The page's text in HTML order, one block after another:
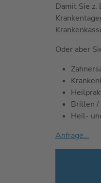
Damit Sie
Oder aber
Brillen /
Heil-
Anfrage…